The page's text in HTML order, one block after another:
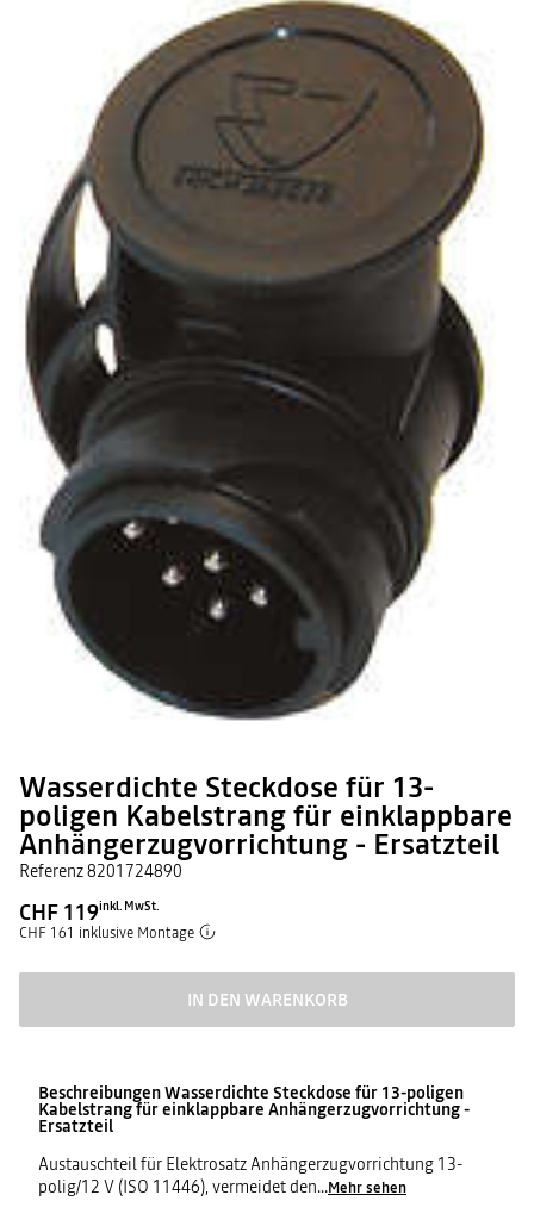
Wasserdichte Steckdose für 13-
poligen Kabelstrang für einklappbare
Anhängerzugvorrichtung - Ersatzteil
Referenz8201724890
CHF 119inkl. MwSt.
CHF 161 inklusive Montage
IN DEN WARENKORB
BeschreibungenWasserdichte Steckdose für 13-poligen
Kabelstrang für einklappbare Anhängerzugvorrichtung -
Ersatzteil
Austauschteil für Elektrosatz Anhängerzugvorrichtung 13-
polig/12 V (ISO 11446), vermeidet den...Mehr sehen